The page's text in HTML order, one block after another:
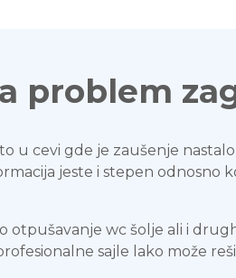
problem
u cevi gde je zaušenje
jeste i stepen odnosno
otpušavanje wc šolje ali i
sajle lako može